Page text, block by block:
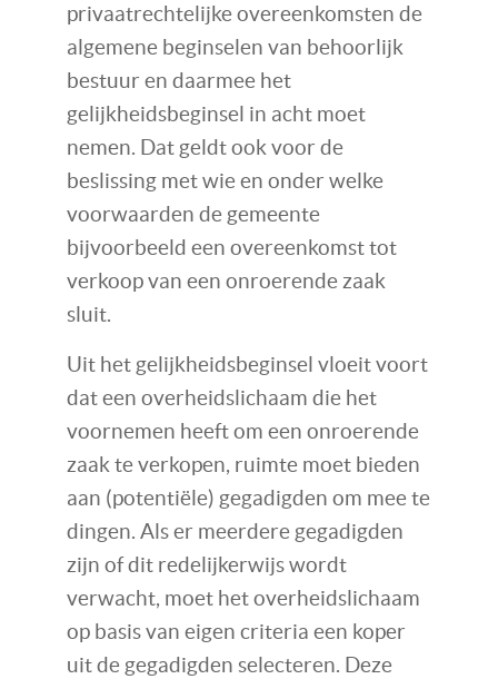
privaatrechtelijke overeenkomsten de
algemene beginselen van behoorlijk
bestuur en daarmee het
gelijkheidsbeginsel in acht moet
nemen. Dat geldt ook voor de
beslissing met wie en onder welke
voorwaarden de gemeente
bijvoorbeeld een overeenkomst tot
verkoop van een onroerende zaak
sluit.
Uit het gelijkheidsbeginsel vloeit voort
dat een overheidslichaam die het
voornemen heeft om een onroerende
zaak te verkopen, ruimte moet bieden
aan (potentiële) gegadigden om mee te
dingen. Als er meerdere gegadigden
zijn of dit redelijkerwijs wordt
verwacht, moet het overheidslichaam
op basis van eigen criteria een koper
uit de gegadigden selecteren. Deze